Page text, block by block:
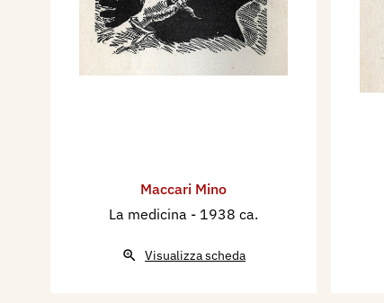
Maccari Mino
La medicina - 1938 ca.
Visualizza scheda